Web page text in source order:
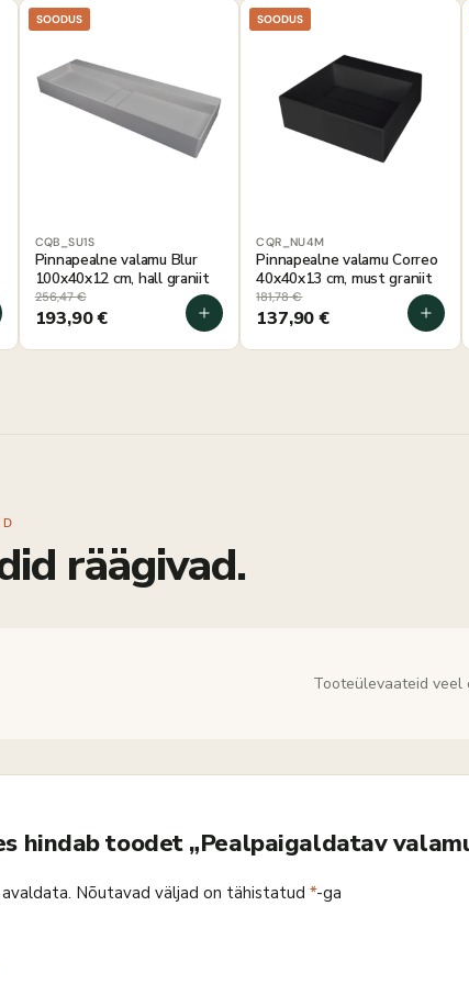
SOODUS
CQB_SU1S
Pinnapealne valamu Blur
100x40x12 cm, hall graniit
256,47€
193,90€
SOODUS
CQR_NU4M
Pinnapealne valamu Correo
40x40x13 cm, must graniit
181,78€
137,90€
räägivad.
Tooteülevaateid veel
hindab toodet „Pealpaigaldatav
Nõutavad väljad on tähistatud *-ga